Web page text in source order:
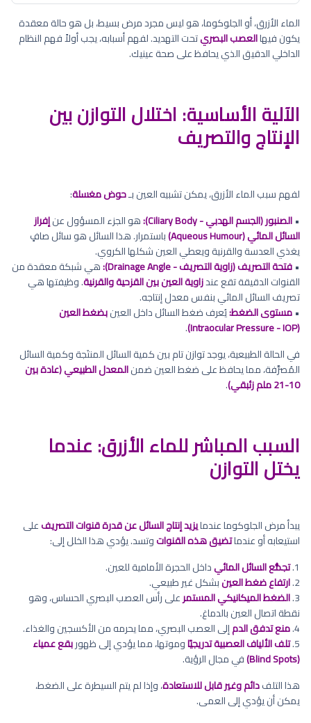
الماء الأزرق، أو الجلوكوما، هو ليس مجرد مرض بسيط، بل هو حالة معقدة
يكون فيهاالعصب البصريتحت التهديد. لفهم أسبابه، يجب أولاً فهم النظام
الداخلي الدقيق الذي يحافظ على صحة عينيك.
الآلية الأساسية: اختلال التوازن بين
الإنتاج والتصريف
لفهم سبب الماء الأزرق، يمكن تشبيه العين بـحوض مغسلة:
•الصنبور (الجسم الهدبي - Ciliary Body): هو الجزء المسؤول عنإفراز
السائل المائي (Aqueous Humour)
باستمرار. هذا السائل هو سائل صافٍ
يغذي العدسة والقرنية ويعطي العين شكلها الكروي.
•فتحة التصريف (زاوية التصريف - Drainage Angle):
هي شبكة معقدة من
القنوات الدقيقة تقع عندزاوية العين بين القزحية والقرنية. وظيفتها هي
تصريف السائل المائي بنفس معدل إنتاجه.
•مستوى الضغط:يُعرف ضغط السائل داخل العينبضغط العين
(Intraocular Pressure - IOP)
.
في الحالة الطبيعية، يوجد توازن تام بين كمية السائل المنتَجة وكمية السائل
المُصرَّفة، مما يحافظ على ضغط العين ضمنالمعدل الطبيعي (عادة بين
10-21 ملم زئبقي)
.
السبب المباشر للماء الأزرق: عندما
يختل التوازن
يبدأ مرض الجلوكوما عندمايزيد إنتاج السائل عن قدرة قنوات التصريفعلى
استيعابه أو عندماتضيق هذه القنواتوتسد. يؤدي هذا الخلل إلى:
1. تجمُّع السائل المائيداخل الحجرة الأمامية للعين.
2. ارتفاع ضغط العينبشكل غير طبيعي.
3. الضغط الميكانيكي المستمرعلى رأس العصب البصري الحساس، وهو
نقطة اتصال العين بالدماغ.
4. منع تدفق الدمإلى العصب البصري، مما يحرمه من الأكسجين والغذاء.
5. تلف الألياف العصبية تدريجيًاوموتها، مما يؤدي إلى ظهوربقع عمياء
(Blind Spots)
في مجال الرؤية.
هذا التلفدائم وغير قابل للاستعادة، وإذا لم يتم السيطرة على الضغط،
يمكن أن يؤدي إلى العمى.